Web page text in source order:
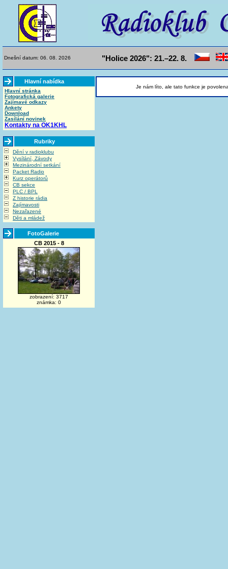
Dnešní datum: 06. 08. 2026 "Holice 2026": 21.–22. 8.
Hlavní nabídka
Hlavní stránka
Fotografická galerie
Zajímavé odkazy
Ankety
Download
Zasílání novinek
Kontakty na OK1KHL
Rubriky
Dění v radioklubu
Vysílání, Závody
Mezinárodní setkání
Packet Radio
Kurz operátorů
CB sekce
PLC / BPL
Z historie rádia
Zajímavosti
Nezařazené
Děti a mládež
FotoGalerie
CB 2015 - 8
zobrazení: 3717
známka: 0
Je nám líto, ale tato funkce je